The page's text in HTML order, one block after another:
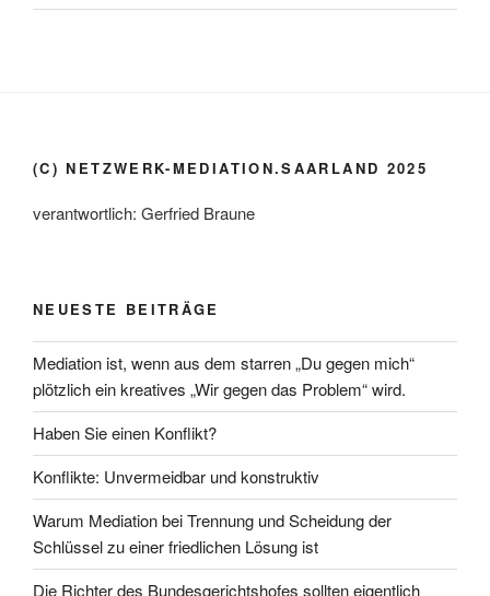
(C) NETZWERK-MEDIATION.SAARLAND 2025
verantwortlich: Gerfried Braune
NEUESTE BEITRÄGE
Mediation ist, wenn aus dem starren „Du gegen mich“
plötzlich ein kreatives „Wir gegen das Problem“ wird.
Haben Sie einen Konflikt?
Konflikte: Unvermeidbar und konstruktiv
Warum Mediation bei Trennung und Scheidung der
Schlüssel zu einer friedlichen Lösung ist
Die Richter des Bundesgerichtshofes sollten eigentlich